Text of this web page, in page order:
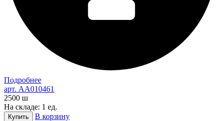
Подробнее
арт. AA010461
2500 ш
На складе: 1 ед.
Купить В корзину